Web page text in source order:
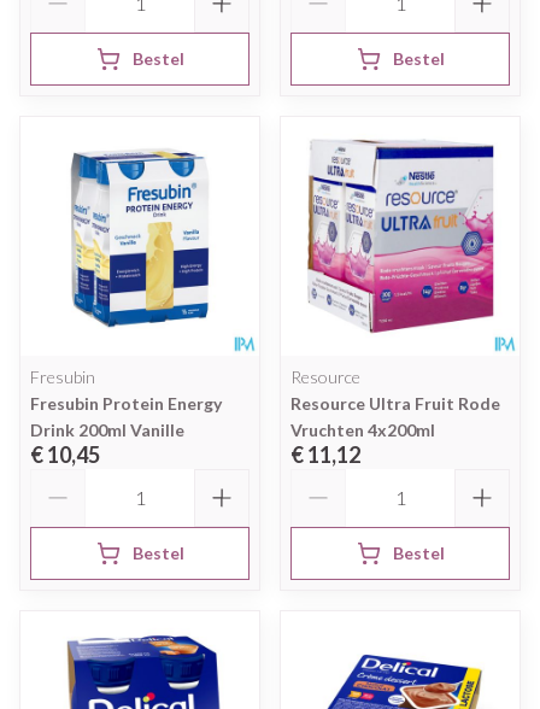
Bestel Bestel
Fresubin
Fresubin Protein Energy
Drink 200ml Vanille
€ 10,45
Bestel
Resource
Resource Ultra Fruit Rode
Vruchten 4x200ml
€ 11,12
Bestel